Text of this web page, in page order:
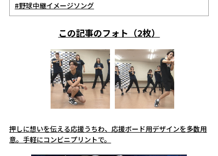
#野球中継イメージソング
この記事のフォト（2枚）
押しに想いを伝える応援うちわ、応援ボード用デザインを多数用
意。手軽にコンビニプリントで。